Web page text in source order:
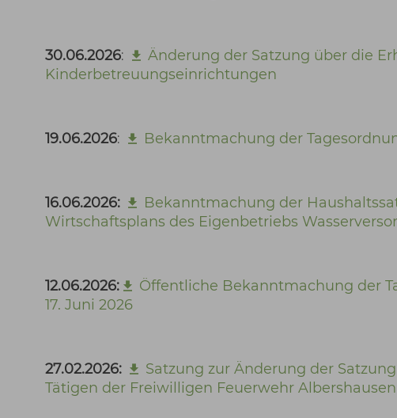
30.06.2026:
Änderung der Satzung über die
Kinderbetreuungseinrichtungen
19.06.2026: Bekanntmachung der
16.06.2026:
Bekanntmachung der
Wirtschaftsplans des Eigenbetriebs
12.06.2026:
Öffentliche Bekanntmachung der
17. Juni 2026
27.02.2026:
Satzung zur Änderung der
Tätigen der Freiwilligen Feuerwehr Albershausen